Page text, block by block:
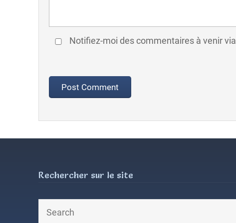
Notifiez-moi des commentaires à venir
Rechercher sur le site